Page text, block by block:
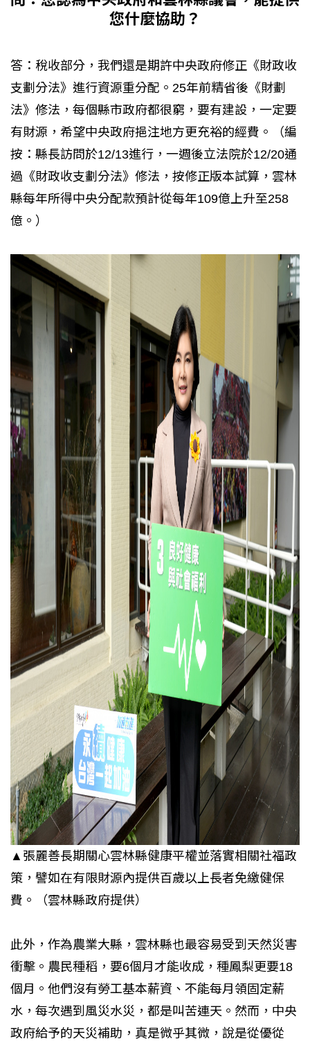
您什麼協助？
答：稅收部分，我們還是期許中央政府修正《財政收
支劃分法》進行資源重分配。25年前精省後《財劃
法》修法，每個縣市政府都很窮，要有建設，一定要
有財源，希望中央政府挹注地方更充裕的經費。（編
按：縣長訪問於12/13進行，一週後立法院於12/20通
過《財政收支劃分法》修法，按修正版本試算，雲林
縣每年所得中央分配款預計從每年109億上升至258
億。）
▲張麗善長期關心雲林縣健康平權並落實相關社福政
策，譬如在有限財源內提供百歲以上長者免繳健保
費。（雲林縣政府提供）
此外，作為農業大縣，雲林縣也最容易受到天然災害
衝擊。農民種稻，要6個月才能收成，種鳳梨更要18
個月。他們沒有勞工基本薪資、不能每月領固定薪
水，每次遇到風災水災，都是叫苦連天。然而，中央
政府給予的天災補助，真是微乎其微，說是從優從